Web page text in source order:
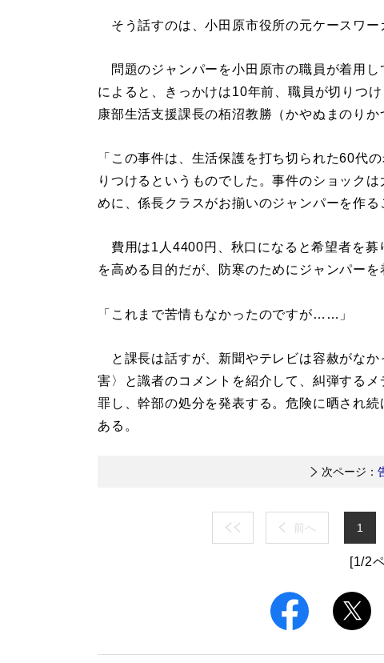
そう話すのは、小田原市役所の元ケースワー
問題のジャンパーを小田原市の職員が着用
によると、きっかけは10年前、職員が切りつ
康部生活支援課長の栢沼教勝（かやぬまのり
「この事件は、生活保護を打ち切られた60代
りつけるというものでした。事件のショック
めに、係長クラスがお揃いのジャンパーを作
費用は1人4400円、秋口になると希望者を募
を高める目的だが、防寒のためにジャンパー
「これまで苦情もなかったのですが……」
と課長は話すが、新聞やテレビは容赦がな
害〉と識者のコメントを紹介して、糾弾する
罪し、幹部の処分を発表する。危険に晒され
ある。
次ページ：
前へ 1
[1/2